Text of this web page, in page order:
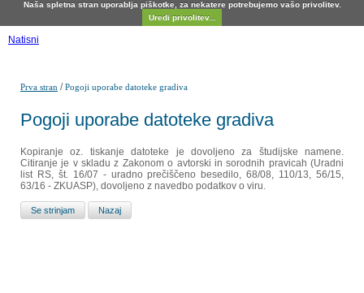
Naša spletna stran uporablja piškotke, za nekatere potrebujemo vašo privolitev.
Uredi privolitev...
Natisni
Prva stran /Pogoji uporabe datoteke gradiva
Pogoji uporabe datoteke gradiva
Kopiranje oz. tiskanje datoteke je dovoljeno za študijske namene.
Citiranje je v skladu z Zakonom o avtorski in sorodnih pravicah (Uradni
list RS, št. 16/07 - uradno prečiščeno besedilo, 68/08, 110/13, 56/15,
63/16 - ZKUASP), dovoljeno z navedbo podatkov o viru.